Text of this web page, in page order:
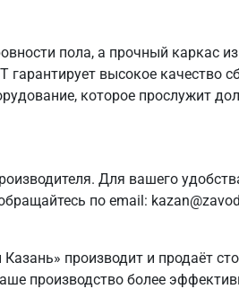
пола, а прочный каркас из
высокое качество
которое прослужит
Для вашего
по email:
производит и продаёт
производство более